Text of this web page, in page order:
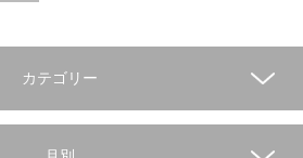
カテゴリー